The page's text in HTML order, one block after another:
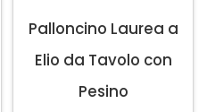
Palloncino Laurea a
Elio da Tavolo con
Pesino